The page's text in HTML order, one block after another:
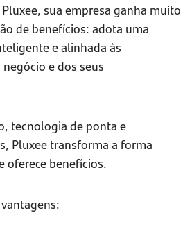
sua empresa ganha muito
de benefícios: adota uma
e alinhada às
e dos seus
tecnologia de ponta e
Pluxee transforma a forma
oferece benefícios.